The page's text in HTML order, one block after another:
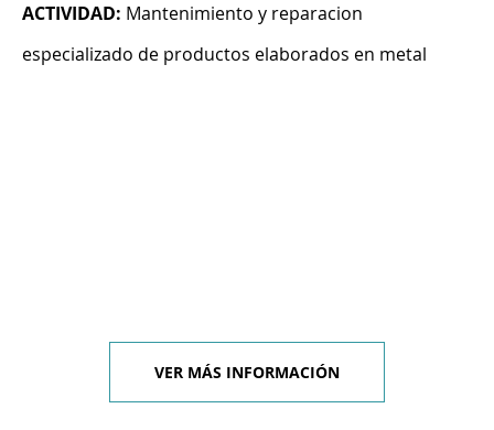
ACTIVIDAD: Mantenimiento y reparacion
especializado de productos elaborados en metal
VER MÁS INFORMACIÓN